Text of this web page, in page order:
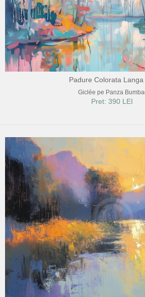
Padure Colorata Langa
Giclée pe Panza
Pret: 390 LEI